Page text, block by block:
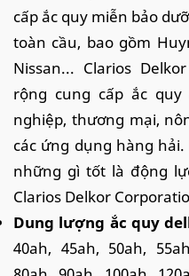
cấp ắc quy miễn bảo
toàn cầu, bao gồm
Nissan... Clarios
rộng cung cấp ắc
nghiệp, thương mại,
các ứng dụng hàng
những gì tốt là động
Clarios Delkor
Dung lượng ắc quy
40ah, 45ah, 50ah,